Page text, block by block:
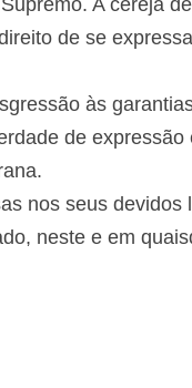
A cereja
de se
às
de expressão
nos seus devidos
neste e em